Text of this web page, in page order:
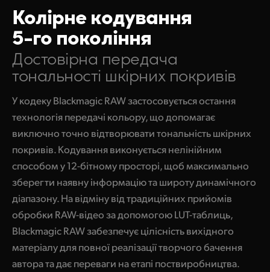
Колірне кодування
5-го покоління
Достовірна передача
тональності шкірних покривів
У кодеку Blackmagic RAW застосовується остання
технологія передачі кольору, що допомагає
виключно точно відтворювати тональність шкірних
покривів. Кодування виконується нелінійним
способом у 12-бітному просторі, щоб максимально
зберегти наявну інформацію та широту динамічного
діапазону. На відміну від традиційних прийомів
обробки RAW-відео за допомогою LUT-таблиць,
Blackmagic RAW забезпечує цілісність вихідного
матеріалу для повної реалізації творчого бачення
автора та дає переваги на етапі поствиробництва.